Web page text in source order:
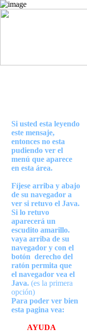
Si usted esta leyendo
este mensaje,
entonces no esta
pudiendo ver el
menú que aparece
en esta área.
Fíjese arriba y abajo
de su navegador a
ver si retuvo el Java.
Si lo retuvo
aparecerá un
escudito amarillo.
vaya arriba de su
navegador y con el
botón derecho del
ratón permita que
el navegador vea el
Java. (es la primera
opción)
Para poder ver bien
esta pagina vea:
AYUDA